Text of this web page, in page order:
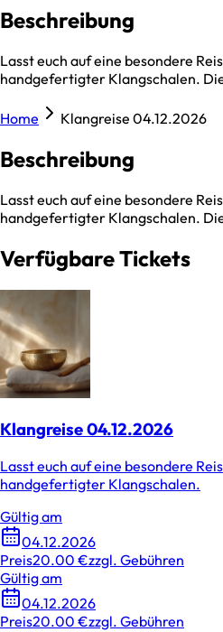
Beschreibung
La­sst euch a­uf eine besondere
handgefertigter Kla­ngscha­len.
Home Klangreise 04.12.2026
Beschreibung
La­sst euch a­uf eine besondere
handgefertigter Kla­ngscha­len.
Verfügbare Tickets
Klangreise 04.12.2026
La­sst euch a­uf eine besondere
handgefertigter Kla­ngscha­len.
Gültig am
04.12.2026
Preis20.00 €zzgl. Gebühren
Gültig am
04.12.2026
Preis20.00 €zzgl. Gebühren